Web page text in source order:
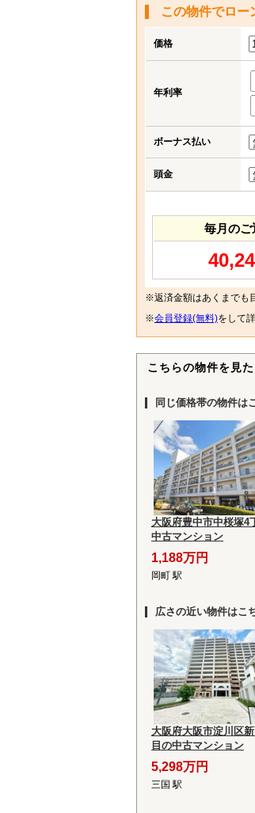
この物件でロー
価格
年利率
ボーナス払い
頭金
毎月のご
※返済金額はあくまでも
※会員登録(無料)をして
こちらの物件を見
同じ価格帯の物件は
大阪府豊中市中桜塚4
中古マンション
1,188万円
岡町 駅
広さの近い物件はこ
大阪府大阪市淀川区
目の中古マンション
5,298万円
三国 駅